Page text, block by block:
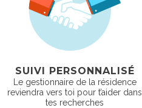
SUIVI PERSONNALISÉ
Le gestionnaire de la résidence
reviendra vers toi pour t’aider dans
tes recherches